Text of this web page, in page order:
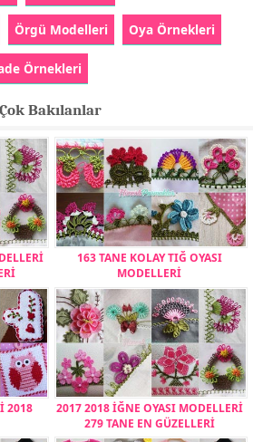
Örgü Modelleri Oya Örnekleri
Örnekleri
Çok Bakılanlar
163 TANE KOLAY TIĞ OYASI
MODELLERİ
2018
2017 2018 İĞNE OYASI MODELLERİ
279 TANE EN GÜZELLERİ